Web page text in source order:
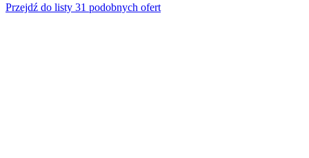
Przejdź do listy 31 podobnych ofert